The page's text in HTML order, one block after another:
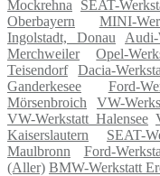
Mockrehna
SEAT-
Oberbayern
MINI-
Ingolstadt, Donau
Merchweiler
Opel-
Teisendorf
Dacia-
Ganderkesee
Ford-
Mörsenbroich
VW-
VW-Werkstatt Halensee
Kaiserslautern
SEAT-
Maulbronn
Ford-
(Aller) BMW-Werkstatt